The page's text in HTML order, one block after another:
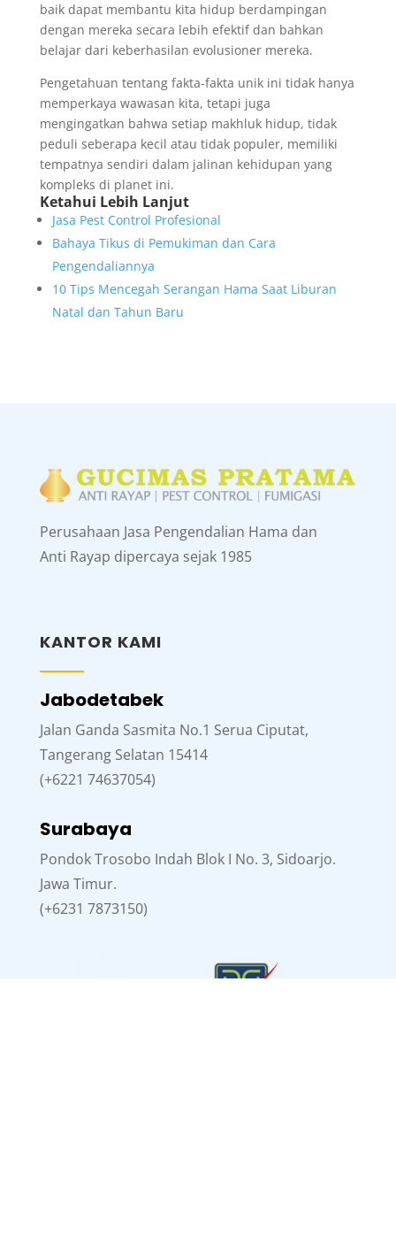
baik dapat membantu kita hidup berdampingan
dengan mereka secara lebih efektif dan bahkan
belajar dari keberhasilan evolusioner mereka.
Pengetahuan tentang fakta-fakta unik ini tidak hanya
memperkaya wawasan kita, tetapi juga
mengingatkan bahwa setiap makhluk hidup, tidak
peduli seberapa kecil atau tidak populer, memiliki
tempatnya sendiri dalam jalinan kehidupan yang
kompleks di planet ini.
Ketahui Lebih Lanjut
Jasa Pest Control Profesional
Bahaya Tikus di Pemukiman dan Cara
Pengendaliannya
10 Tips Mencegah Serangan Hama Saat Liburan
Natal dan Tahun Baru
Perusahaan Jasa Pengendalian Hama dan
Anti Rayap dipercaya sejak 1985
KANTOR KAMI
Jabodetabek
Jalan Ganda Sasmita No.1 Serua Ciputat,
Tangerang Selatan 15414
(+6221 74637054)
Surabaya
Pondok Trosobo Indah Blok I No. 3, Sidoarjo.
Jawa Timur.
(+6231 7873150)